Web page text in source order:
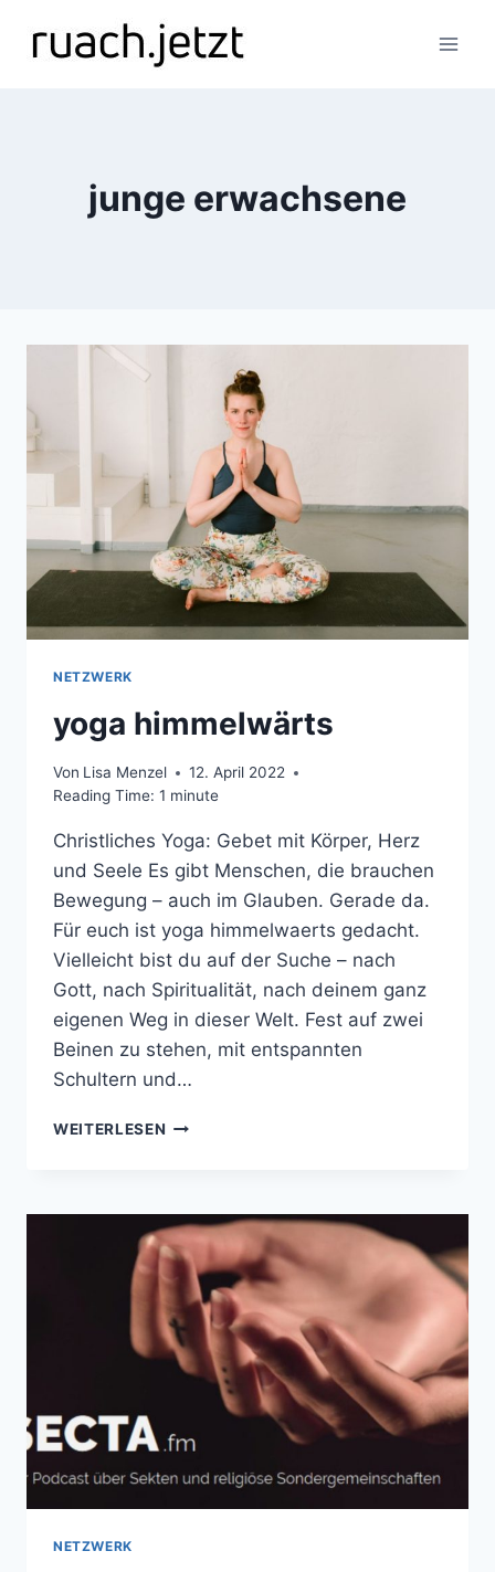
Inhalt
junge erwachsene
NETZWERK
yoga himmelwärts
Von Lisa Menzel
12. April 2022
Reading Time: 1 minute
Christliches Yoga: Gebet mit Körper, Herz
und Seele Es gibt Menschen, die brauchen
Bewegung – auch im Glauben. Gerade da.
Für euch ist yoga himmelwaerts gedacht.
Vielleicht bist du auf der Suche – nach
Gott, nach Spiritualität, nach deinem ganz
eigenen Weg in dieser Welt. Fest auf zwei
Beinen zu stehen, mit entspannten
Schultern und…
WEITERLESEN YOGA
NETZWERK